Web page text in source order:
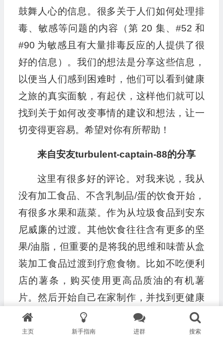
鼓舞人心的信息。很多关于人们如何处理排
毒、敏感等问题的内容（第 20 集、#52 和
#90 为敏感且有大量排毒反应的人提供了很
好的信息）。我们的想法是分享这些信息，
以便当人们感到困难时，他们可以看到健康
之旅的真实面貌，有起伏，这样他们就可以
找到关于如何改变事情的建议和想法，让一
切变得更容易。希望对你有所帮助！
来自安友turbulent-captain-88的分享
这里有很多好的评论。对我来说，我从
没有加工食品、不含乳制品/蛋的饮食开始，
有很多水果和蔬菜。作为从垃圾食品到安东
尼威廉的过渡。其他饮食往往含有更多的坚
果/油脂，但重要的是将我的思维和味蕾从盒
装加工食品过渡到疗愈食物。比如不吃便利
店的薯条，购买使用更高品质油的有机薯
片。然后开始自己在家制作，并找到更健康
的食谱自己制作。而不是让自己为喜欢的东
西感到难受。我认为很多人与食物有着复杂
主页 新手指南 进群 搜索